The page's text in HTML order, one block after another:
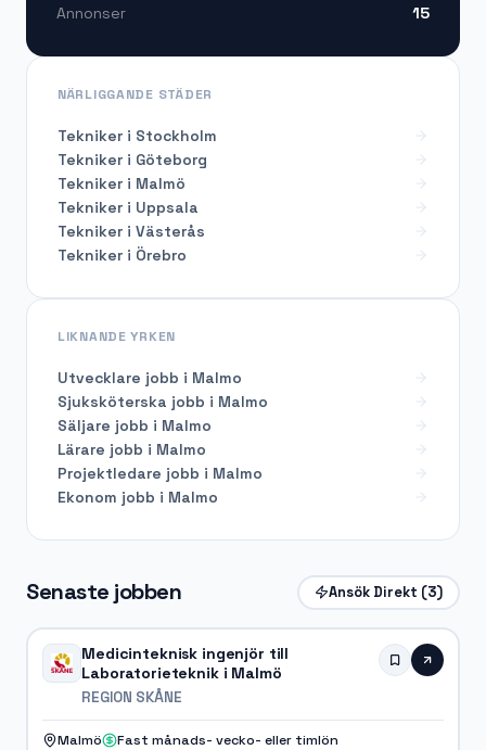
Senaste jobben Ansök Direkt (3)
Medicinteknisk ingenjör till
Laboratorieteknik i Malmö
REGION SKÅNE
Malmö
Fast månads- vecko- eller timlön
Annonser
15
NÄRLIGGANDE STÄDER
Tekniker i Stockholm
Tekniker i Göteborg
Tekniker i Malmö
Tekniker i Uppsala
Tekniker i Västerås
Tekniker i Örebro
LIKNANDE YRKEN
Utvecklare jobb i Malmo
Sjuksköterska jobb i Malmo
Säljare jobb i Malmo
Lärare jobb i Malmo
Projektledare jobb i Malmo
Ekonom jobb i Malmo